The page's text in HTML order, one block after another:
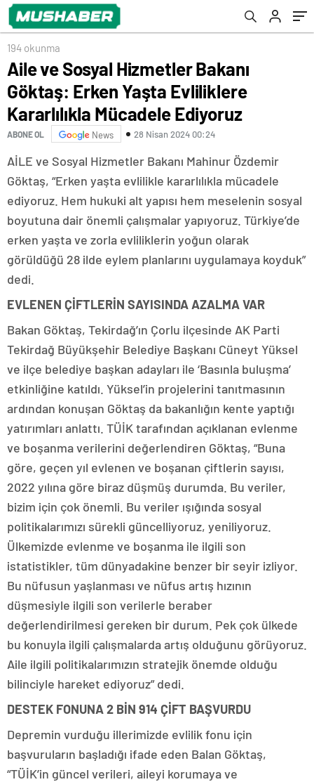
Ediyoruz
194 okunma
Aile ve Sosyal Hizmetler Bakanı
Göktaş: Erken Yaşta Evliliklere
Kararlılıkla Mücadele Ediyoruz
ABONE OL News 28 Nisan 2024 00:24
AİLE ve Sosyal Hizmetler Bakanı Mahinur Özdemir
Göktaş, “Erken yaşta evlilikle kararlılıkla mücadele
ediyoruz. Hem hukuki alt yapısı hem meselenin sosyal
boyutuna dair önemli çalışmalar yapıyoruz. Türkiye’de
erken yaşta ve zorla evliliklerin yoğun olarak
görüldüğü 28 ilde eylem planlarını uygulamaya koyduk”
dedi.
EVLENEN ÇİFTLERİN SAYISINDA AZALMA VAR
Bakan Göktaş, Tekirdağ’ın Çorlu ilçesinde AK Parti
Tekirdağ Büyükşehir Belediye Başkanı Cüneyt Yüksel
ve ilçe belediye başkan adayları ile ‘Basınla buluşma’
etkinliğine katıldı. Yüksel’in projelerini tanıtmasının
ardından konuşan Göktaş da bakanlığın kente yaptığı
yatırımları anlattı. TÜİK tarafından açıklanan evlenme
ve boşanma verilerini değerlendiren Göktaş, “Buna
göre, geçen yıl evlenen ve boşanan çiftlerin sayısı,
2022 yılına göre biraz düşmüş durumda. Bu veriler,
bizim için çok önemli. Bu veriler ışığında sosyal
politikalarımızı sürekli güncelliyoruz, yeniliyoruz.
Ülkemizde evlenme ve boşanma ile ilgili son
istatistikler, tüm dünyadakine benzer bir seyir izliyor.
Bu nüfusun yaşlanması ve nüfus artış hızının
düşmesiyle ilgili son verilerle beraber
değerlendirilmesi gereken bir durum. Pek çok ülkede
bu konuyla ilgili çalışmalarda artış olduğunu görüyoruz.
Aile ilgili politikalarımızın stratejik önemde olduğu
bilinciyle hareket ediyoruz” dedi.
DESTEK FONUNA 2 BİN 914 ÇİFT BAŞVURDU
Depremin vurduğu illerimizde evlilik fonu için
başvuruların başladığı ifade eden Balan Göktaş,
“TÜİK’in güncel verileri, aileyi korumaya ve